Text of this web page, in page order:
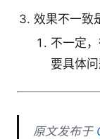
效果不一致
不一定
要具体问
原文发布于